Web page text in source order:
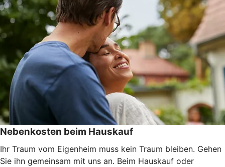
Nebenkosten beim Hauskauf
Ihr Traum vom Eigenheim muss kein Traum bleiben. Gehen
Sie ihn gemeinsam mit uns an. Beim Hauskauf oder